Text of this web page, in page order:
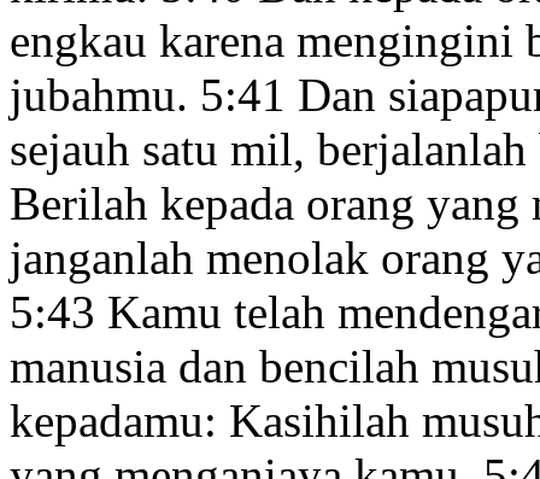
engkau karena mengingini
jubahmu. 5:41 Dan
sejauh satu mil,
Berilah kepada orang yang
janganlah menolak orang
5:43 Kamu telah
manusia dan bencilah
kepadamu: Kasihilah